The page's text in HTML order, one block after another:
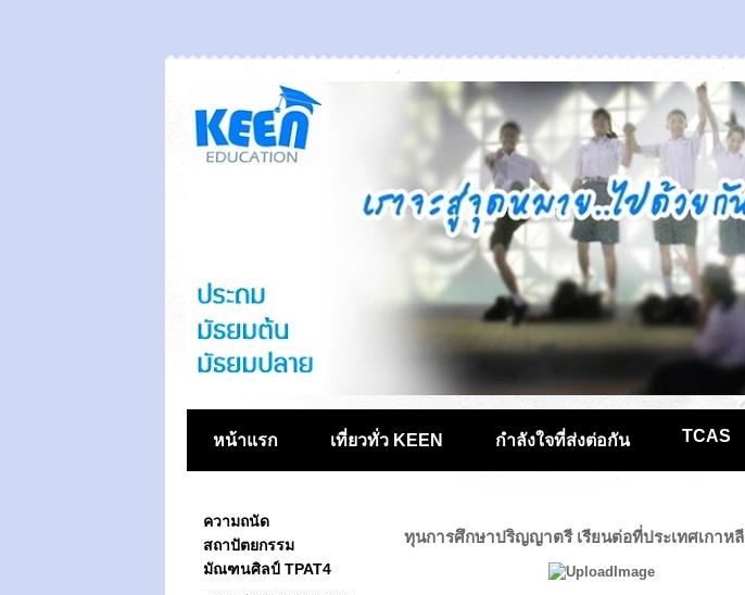
หน้าแรก เที่ยวทั่ว KEEN กำลังใจที่ส่งต่อกัน TCAS
ทุนการศึกษาปริญญาตรี เรียนต่อที่ประเทศเกาหลี
ความถนัด
สถาปัตยกรรม
มัณฑนศิลป์ TPAT4